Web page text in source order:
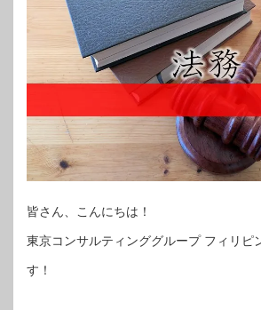
皆さん、こんにちは！
東京コンサルティンググループ フィリピ
す！